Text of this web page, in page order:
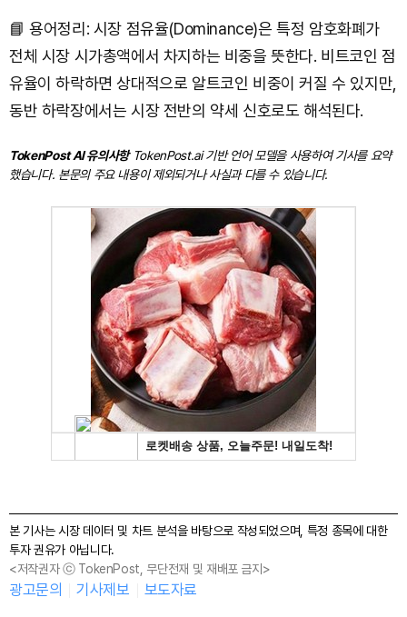
📘 용어정리: 시장 점유율(Dominance)은 특정 암호화폐가
전체 시장 시가총액에서 차지하는 비중을 뜻한다. 비트코인 점
유율이 하락하면 상대적으로 알트코인 비중이 커질 수 있지만,
동반 하락장에서는 시장 전반의 약세 신호로도 해석된다.
TokenPost AI 유의사항TokenPost.ai 기반 언어 모델을 사용하여 기사를 요약
했습니다. 본문의 주요 내용이 제외되거나 사실과 다를 수 있습니다.
본 기사는 시장 데이터 및 차트 분석을 바탕으로 작성되었으며, 특정 종목에 대한
투자 권유가 아닙니다.
<저작권자 ⓒ TokenPost, 무단전재 및 재배포 금지>
광고문의 기사제보 보도자료